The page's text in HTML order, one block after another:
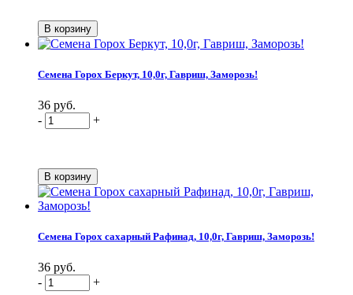
Семена Горох Беркут, 10,0г, Гавриш, Заморозь!
36 руб.
-
+
Семена Горох сахарный Рафинад, 10,0г, Гавриш, Заморозь!
36 руб.
-
+